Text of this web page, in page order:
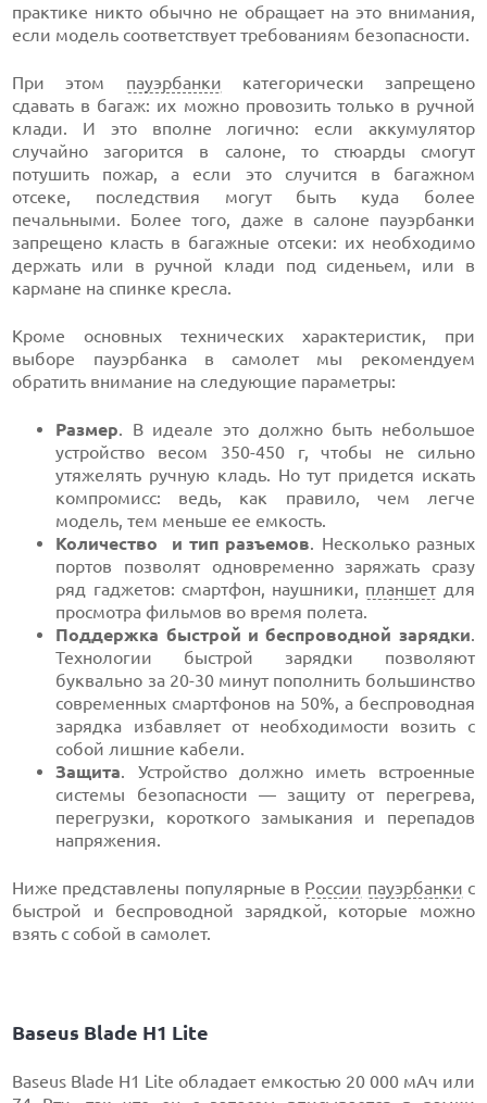
практике никто обычно не обращает на это внимания,
если модель соответствует требованиям безопасности.
При этом пауэрбанки категорически запрещено
сдавать в багаж: их можно провозить только в ручной
клади. И это вполне логично: если аккумулятор
случайно загорится в салоне, то стюарды смогут
потушить пожар, а если это случится в багажном
отсеке, последствия могут быть куда более
печальными. Более того, даже в салоне пауэрбанки
запрещено класть в багажные отсеки: их необходимо
держать или в ручной клади под сиденьем, или в
кармане на спинке кресла.
Кроме основных технических характеристик, при
выборе пауэрбанка в самолет мы рекомендуем
обратить внимание на следующие параметры:
Размер. В идеале это должно быть небольшое
устройство весом 350-450 г, чтобы не сильно
утяжелять ручную кладь. Но тут придется искать
компромисс: ведь, как правило, чем легче
модель, тем меньше ее емкость.
Количество и тип разъемов. Несколько разных
портов позволят одновременно заряжать сразу
ряд гаджетов: смартфон, наушники, планшетдля
просмотра фильмов во время полета.
Поддержка быстрой и беспроводной зарядки.
Технологии быстрой зарядки позволяют
буквально за 20-30 минут пополнить большинство
современных смартфонов на 50%, а беспроводная
зарядка избавляет от необходимости возить с
собой лишние кабели.
Защита. Устройство должно иметь встроенные
системы безопасности — защиту от перегрева,
перегрузки, короткого замыкания и перепадов
напряжения.
Ниже представлены популярные в России пауэрбанки с
быстрой и беспроводной зарядкой, которые можно
взять с собой в самолет.
Baseus Blade H1 Lite
Baseus Blade H1 Lite обладает емкостью 20 000 мАч или